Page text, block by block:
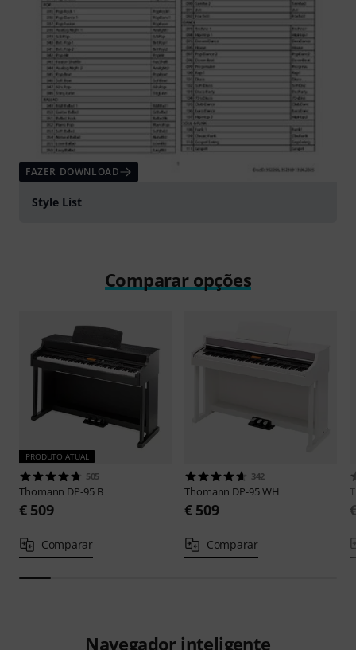
FAZER DOWNLOAD
Style List
Comparar opções
PRODUTO ATUAL
505
Thomann DP-95 B
€ 509
Comparar
342
Thomann DP-95 WH
€ 509
Comparar
Navegador inteligente